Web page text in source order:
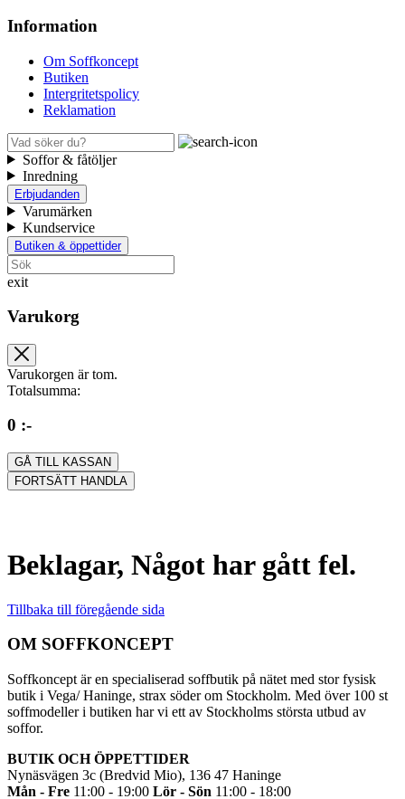
Information
Om Soffkoncept
Butiken
Intergritetspolicy
Reklamation
Soffor & fåtöljer
Inredning
Erbjudanden
Varumärken
Kundservice
Butiken & öppettider
exit
Varukorg
Varukorgen är tom.
Totalsumma:
0 :-
GÅ TILL KASSAN
FORTSÄTT HANDLA
Beklagar, Något har gått fel.
Tillbaka till föregående sida
OM SOFFKONCEPT
Soffkoncept är en specialiserad soffbutik på nätet med stor fysisk
butik i Vega/ Haninge, strax söder om Stockholm. Med över 100 st
soffmodeller i butiken har vi ett av Stockholms största utbud av
soffor.
BUTIK OCH ÖPPETTIDER
Nynäsvägen 3c (Bredvid Mio), 136 47 Haninge
Mån - Fre 11:00 - 19:00 Lör - Sön 11:00 - 18:00